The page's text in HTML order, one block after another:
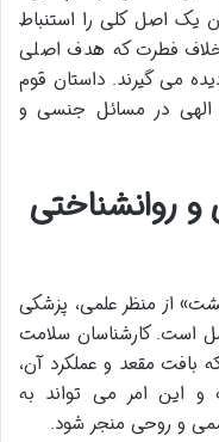
یک اصل کلی را استنباط
خلاف فطرت که هدف اصلی
می گیرند. داستان قوم
الهی در مسائل جنسی و
روانشناختی
از منظر علمی، پزشکی
است. کارشناسان سلامت
بافت مقعد و عملکرد آن،
این امر می تواند به
و روحی منجر شود.